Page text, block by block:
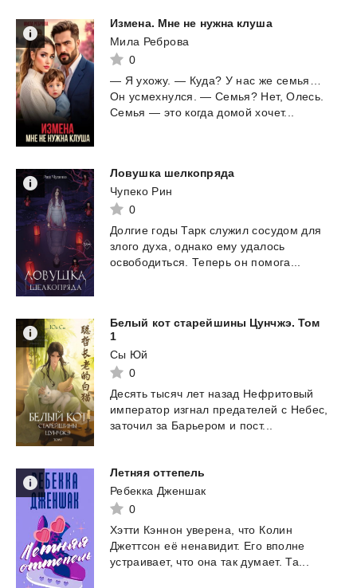
Измена. Мне не нужна клуша
Мила Реброва
0
— Я ухожу. — Куда? У нас же семья…
Он усмехнулся. — Семья? Нет, Олесь.
Семья — это когда домой хочет...
Ловушка шелкопряда
Чупеко Рин
0
Долгие годы Тарк служил сосудом для
злого духа, однако ему удалось
освободиться.
Теперь он помога...
Белый кот старейшины Цунчжэ. Том
1
Сы Юй
0
Десять тысяч лет назад Нефритовый
император изгнал предателей с Небес,
заточил за Барьером и пост...
Летняя оттепель
Ребекка Дженшак
0
Хэтти Кэннон уверена, что Колин
Джеттсон её ненавидит. Его вполне
устраивает, что она так думает. Та...